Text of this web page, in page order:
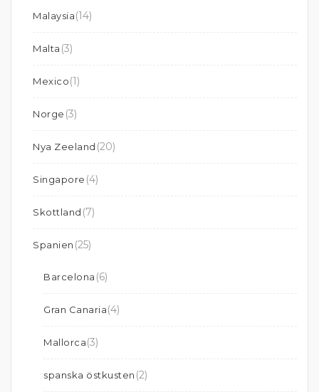
Malaysia(14)
Malta (3)
Mexico(1)
Norge (3)
Nya Zeeland (20)
Singapore (4)
Skottland (7)
Spanien (25)
Barcelona (6)
Gran Canaria(4)
Mallorca(3)
spanska östkusten (2)